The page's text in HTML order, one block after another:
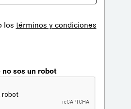
los términos y condiciones
sos un robot